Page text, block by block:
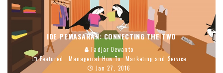
IDE PEMASARAN: CONNECTING THE TWO
Fadjar Dewanto
Featured
Managerial How To
Marketing and Service
Jan 27, 2016